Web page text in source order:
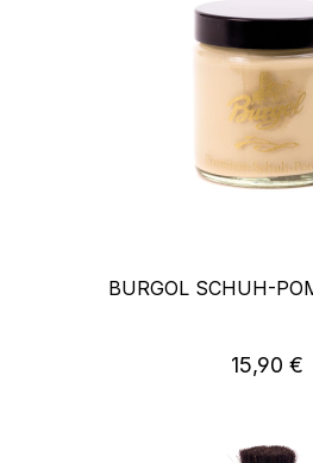
BURGOL SCHUH-
Regulärer
15,90 €